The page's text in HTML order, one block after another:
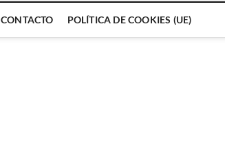
CONTACTO POLÍTICA DE COOKIES (UE)